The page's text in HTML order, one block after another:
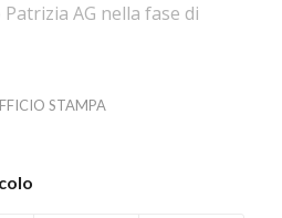
Patrizia AG nella fase di
STAMPA